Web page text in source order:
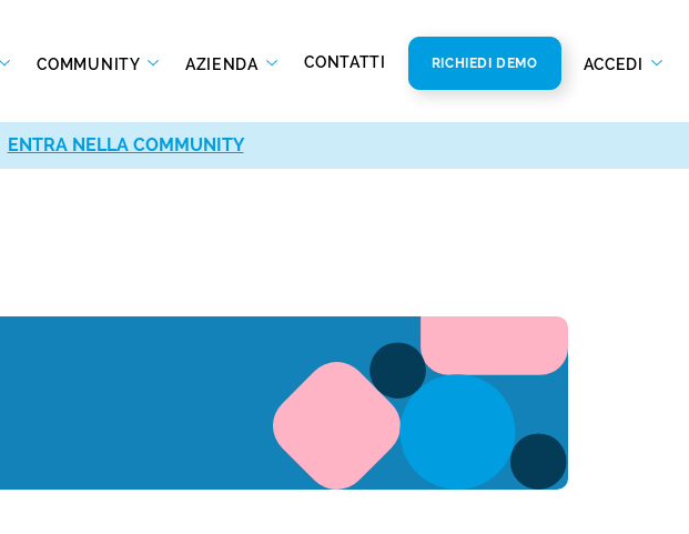
COMMUNITY AZIENDA CONTATTI RICHIEDI DEMO ACCEDI
ENTRA NELLA COMMUNITY